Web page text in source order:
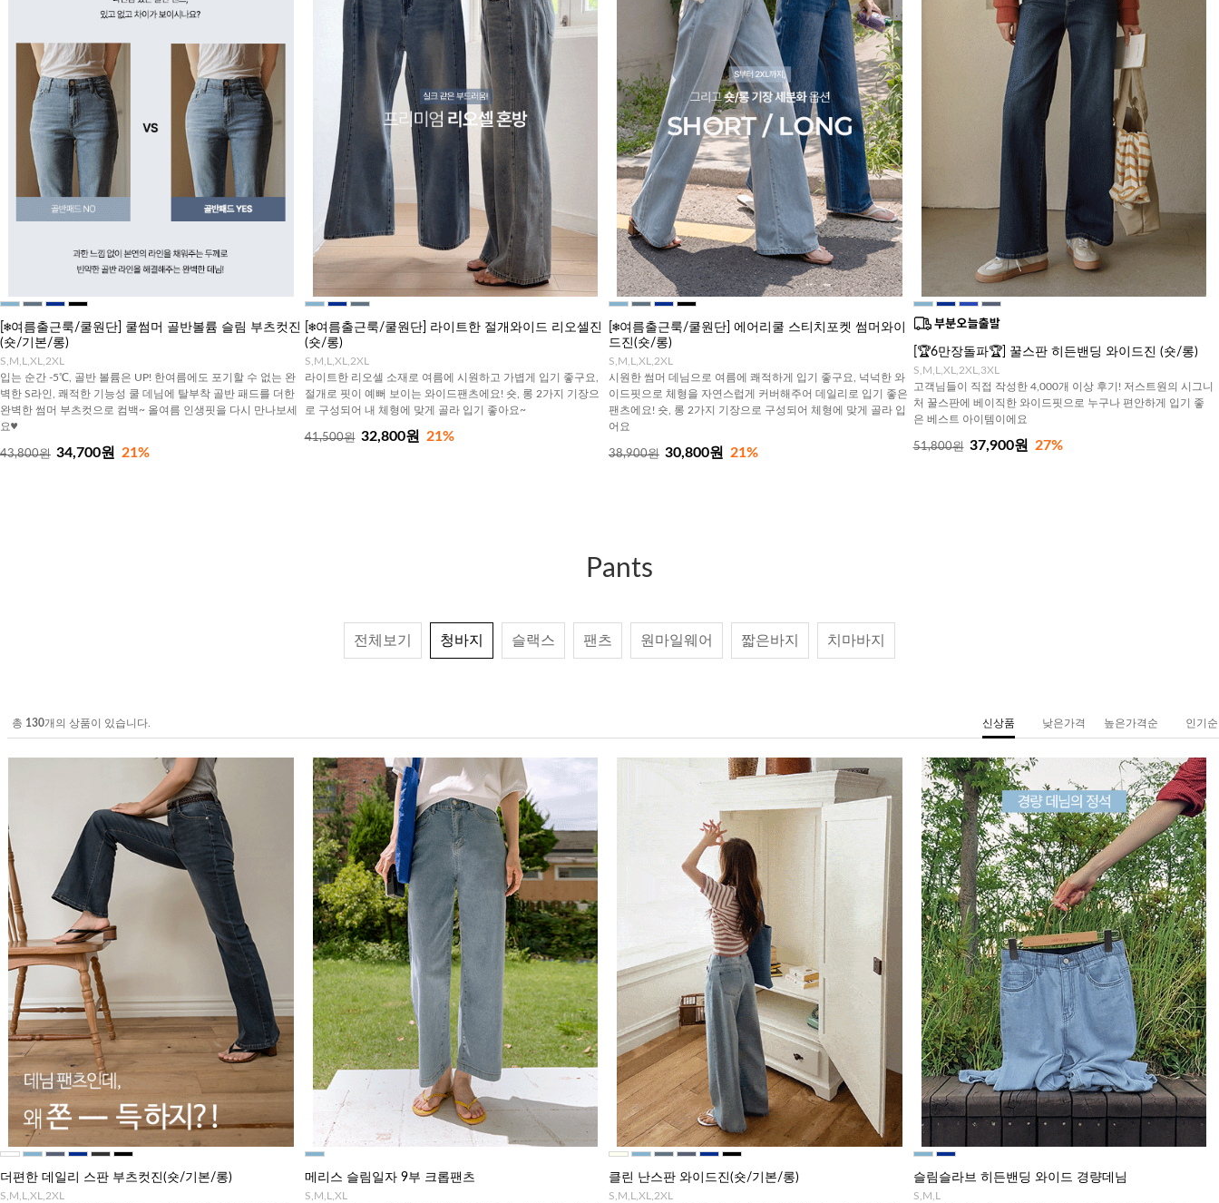
[❄️여름출근룩/쿨원단] 쿨썸머 골반볼륨 슬림 부츠컷진
(숏/기본/롱)
S,M,L,XL,2XL
입는 순간 -5℃, 골반 볼륨은 UP! 한여름에도 포기할 수 없는 완
벽한 S라인, 쾌적한 기능성 쿨 데님에 탈부착 골반 패드를 더한
완벽한 썸머 부츠컷으로 컴백~ 올여름 인생핏을 다시 만나보세
요♥
43,800원 34,700원 21%
[❄️여름출근룩/쿨원단] 라이트한 절개와이드 리오셀진
(숏/롱)
S,M,L,XL,2XL
라이트한 리오셀 소재로 여름에 시원하고 가볍게 입기 좋구요,
절개로 핏이 예뻐 보이는 와이드팬츠에요! 숏, 롱 2가지 기장으
로 구성되어 내 체형에 맞게 골라 입기 좋아요~
41,500원 32,800원 21%
[❄️여름출근룩/쿨원단] 에어리쿨 스티치포켓 썸머와이
드진(숏/롱)
S,M,L,XL,2XL
시원한 썸머 데님으로 여름에 쾌적하게 입기 좋구요, 넉넉한 와
이드핏으로 체형을 자연스럽게 커버해주어 데일리로 입기 좋은
팬츠에요! 숏, 롱 2가지 기장으로 구성되어 체형에 맞게 골라 입
어요
38,900원 30,800원 21%
[🏆6만장돌파🏆] 꿀스판 히든밴딩 와이드진 (숏/롱)
S,M,L,XL,2XL,3XL
고객님들이 직접 작성한 4,000개 이상 후기! 저스트원의 시그니
처 꿀스판에 베이직한 와이드핏으로 누구나 편안하게 입기 좋
은 베스트 아이템이에요
51,800원 37,900원 27%
Pants
전체보기 청바지 슬랙스 팬츠 원마일웨어 짧은바지 치마바지
총 130개의 상품이 있습니다. 신상품 낮은가격 높은가격순 인기순
더편한 데일리 스판 부츠컷진(숏/기본/롱)
S,M,L,XL,2XL
메리스 슬림일자 9부 크롭팬츠
S,M,L,XL
클린 난스판 와이드진(숏/기본/롱)
S,M,L,XL,2XL
슬림슬라브 히든밴딩 와이드 경량데님
S,M,L